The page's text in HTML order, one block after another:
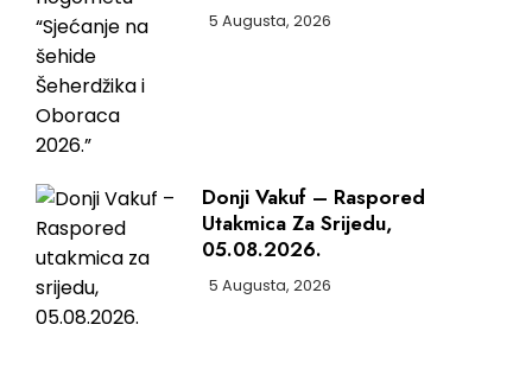
5 Augusta, 2026
Donji Vakuf – Raspored
Utakmica Za Srijedu,
05.08.2026.
5 Augusta, 2026